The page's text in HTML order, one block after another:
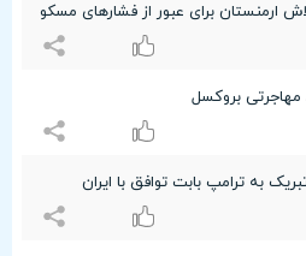
ارمنستان برای عبور از فشارهای مسکو
مهاجرتی بروکسل
به ترامپ بابت توافق با ایران